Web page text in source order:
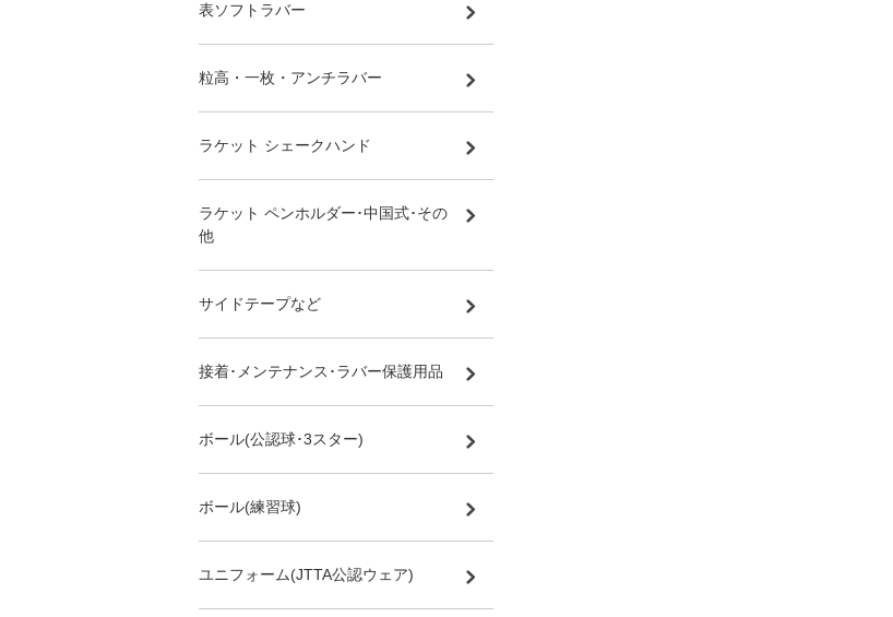
表ソフトラバー
粒高・一枚・アンチラバー
ラケット シェークハンド
ラケット ペンホルダー･中国式･その
他
サイドテープなど
接着･メンテナンス･ラバー保護用品
ボール(公認球･3スター)
ボール(練習球)
ユニフォーム(JTTA公認ウェア)